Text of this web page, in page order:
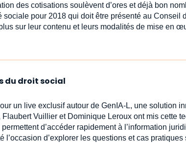
des cotisations soulèvent d’ores et déjà bon
pour 2018 qui doit être présenté au Conseil
sur leur contenu et leurs modalités de mise en
du droit social
un live exclusif autour de GenIA‑L, une solution
Vuillier et Dominique Leroux ont mis cette
d’accéder rapidement à l’information
d’explorer les questions et cas